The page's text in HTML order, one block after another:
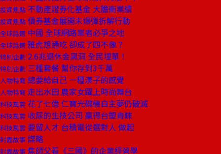
投資焦點 不動產證券化基金 大膽衝業績
投資焦點 債券基金展開未爆彈拆解行動
全球話題 中國 全球網路業者必爭之地
全球話題 雅虎想通吃 卻成了四不像？
特別企劃 2.6兆退休金黑洞 全民埋單！
特別企劃 三種套餐 幫你存到3千萬
人物特寫 總要給自己 一種漢子的感覺
人物特寫 走出水田 農家女躍上時尚舞台
科技風雲 花了七億 仁寶光碟機自主夢仍破滅
科技風雲 收尿的生技公司 贏得台塑青睞
科技風雲 要留人才 台積電從選對人 做起
封面故事 謀略
封面故事 焦師父看《三國》的企業經營學